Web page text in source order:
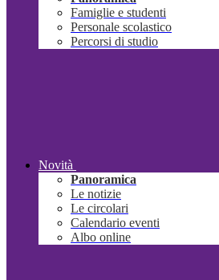
Famiglie e studenti
Personale scolastico
Percorsi di studio
Novità
Panoramica
Le notizie
Le circolari
Calendario eventi
Albo online